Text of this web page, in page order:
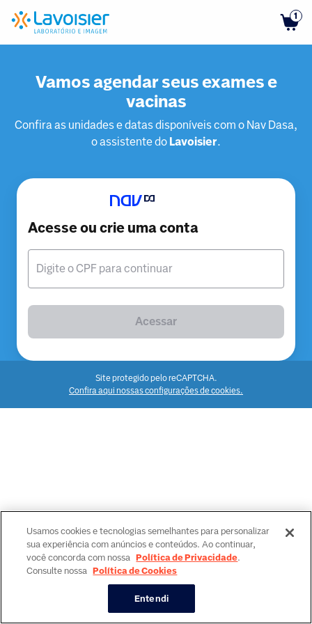
1
Vamos agendar seus exames e
vacinas
Confira as unidades e datas disponíveis com o Nav Dasa,
o assistente do Lavoisier.
Acesse ou crie uma conta
Digite o CPF para continuar
Acessar
Site protegido pelo reCAPTCHA.
Confira aqui nossas configurações de cookies.
Usamos cookies e tecnologias semelhantes para personalizar
sua experiência com anúncios e conteúdos. Ao continuar,
você concorda com nossa Política de Privacidade.
Consulte nossa Política de Cookies
Entendi